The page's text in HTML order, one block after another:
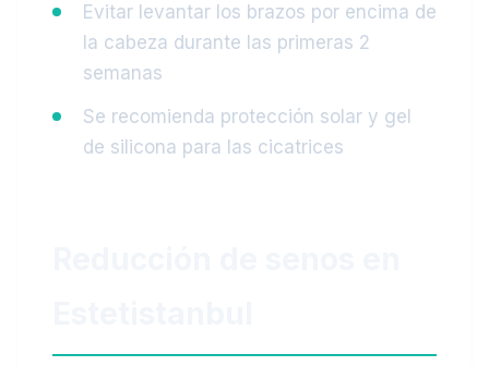
Evitar levantar los brazos por encima de
la cabeza durante las primeras 2
semanas
Se recomienda protección solar y gel
de silicona para las cicatrices